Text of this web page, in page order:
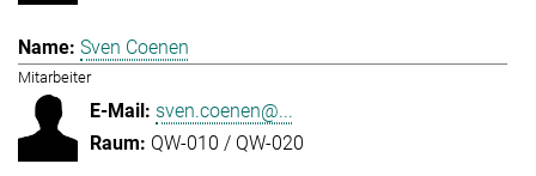
Sven Coenen
Mitarbeiter
sven.coenen@...
QW-010 / QW-020